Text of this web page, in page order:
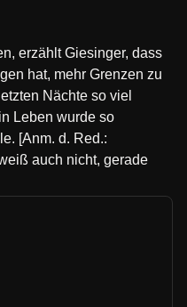
erzählt Giesinger, dass
hat, mehr Grenzen zu
Nächte so viel
Leben wurde so
[Anm. d. Red.:
auch nicht, gerade